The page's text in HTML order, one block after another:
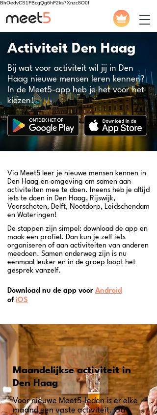
BhOedvCS1FBcgQg6hF2ks7Xnzc8O0f
Activiteit Den Haag
Bij wat voor activiteit wil jij in Den
Haag nieuwe mensen leren kennen?
In de Meet5-app heb je het voor het
kiezen!
Via Meet5 leer je nieuwe mensen kennen in
Den Haag en omgeving om samen aan
activiteiten mee te doen. Ineens heb je altijd
iets te doen in Den Haag, Rijswijk,
Voorschoten, Delft, Nootdorp, Leidschendam
en Wateringen!
De stappen zijn simpel: download de app en
maak een profiel. Dan kun je zelf iets
organiseren of aan activiteiten van anderen
meedoen. Samen onderweg zijn is nu
eenmaal leuker en in de groep loopt het
gesprek vanzelf.
Download nu de app voor Android
of iOS
Maandelijkse activiteit in
Den Haag
Voor nieuwe Meet5-leden is er elke
maand een vaste activiteit. Ga